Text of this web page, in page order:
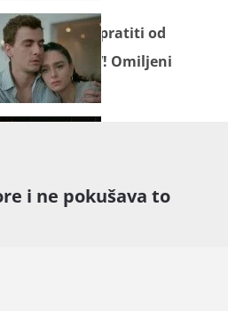
" ne propustite pratiti od
na Novoj TV! Omiljeni
Novoj Plus.
i ne pokušava to